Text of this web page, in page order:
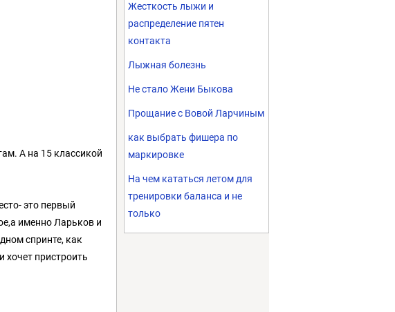
А на 15 классикой
это первый
именно Ларьков и
спринте, как
хочет пристроить
Жесткость лыжи и
распределение пятен
контакта
Лыжная болезнь
Не стало Жени Быкова
Прощание с Вовой Ларчиным
как выбрать фишера по
маркировке
На чем кататься летом для
тренировки баланса и не
только